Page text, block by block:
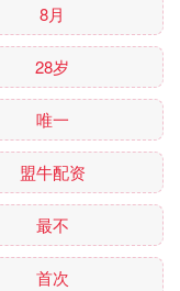
8月
28岁
唯一
盟牛配资
最不
首次